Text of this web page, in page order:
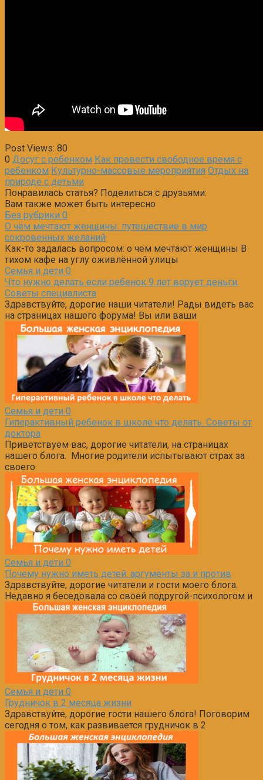
Post Views: 80
0 Досуг c ребенком Как провести свободное время с
ребенком Культурно-массовые мероприятия Отдых на
природе с детьми
Понравилась статья? Поделиться с друзьями:
Вам также может быть интересно
Без рубрики 0
О чём мечтают женщины: путешествие в мир
сокровенных желаний
Как-то задалась вопросом: о чем мечтают женщины В
тихом кафе на углу оживлённой улицы
Семья и дети 0
Что нужно делать если ребенок 9 лет ворует деньги.
Советы специалиста
Здравствуйте, дорогие наши читатели! Рады видеть вас
на страницах нашего форума! Вы или ваши
Семья и дети 0
Гиперактивный ребенок в школе что делать. Советы от
доктора
Приветствуем вас, дорогие читатели, на страницах
нашего блога. Многие родители испытывают страх за
своего
Семья и дети 0
Почему нужно иметь детей: аргументы за и против
Здравствуйте, дорогие читатели и гости моего блога.
Недавно я беседовала со своей подругой-психологом и
Семья и дети 0
Грудничок в 2 месяца жизни
Здравствуйте, дорогие гости нашего блога! Поговорим
сегодня о том, как развивается грудничок в 2